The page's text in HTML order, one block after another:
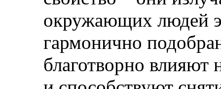
окружающих людей
гармонично
благотворно влияют